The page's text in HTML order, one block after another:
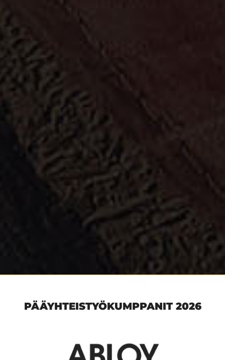
PÄÄYHTEISTYÖKUMPPANIT 2026